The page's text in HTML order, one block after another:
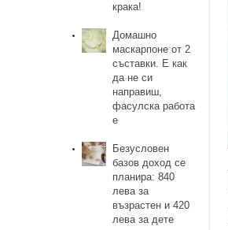
крака!
Домашно
маскарпоне от 2
съставки. Е как
да не си
направиш,
фасулска работа
е
Безусловен
базов доход се
планира: 840
лева за
възрастен и 420
лева за дете